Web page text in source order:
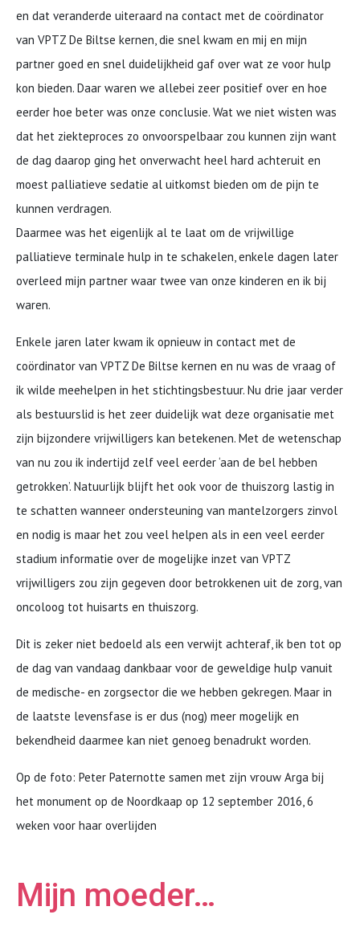
en dat veranderde uiteraard na contact met de coördinator
van VPTZ De Biltse kernen, die snel kwam en mij en mijn
partner goed en snel duidelijkheid gaf over wat ze voor hulp
kon bieden. Daar waren we allebei zeer positief over en hoe
eerder hoe beter was onze conclusie. Wat we niet wisten was
dat het ziekteproces zo onvoorspelbaar zou kunnen zijn want
de dag daarop ging het onverwacht heel hard achteruit en
moest palliatieve sedatie al uitkomst bieden om de pijn te
kunnen verdragen.
Daarmee was het eigenlijk al te laat om de vrijwillige
palliatieve terminale hulp in te schakelen, enkele dagen later
overleed mijn partner waar twee van onze kinderen en ik bij
waren.
Enkele jaren later kwam ik opnieuw in contact met de
coördinator van VPTZ De Biltse kernen en nu was de vraag of
ik wilde meehelpen in het stichtingsbestuur. Nu drie jaar verder
als bestuurslid is het zeer duidelijk wat deze organisatie met
zijn bijzondere vrijwilligers kan betekenen. Met de wetenschap
van nu zou ik indertijd zelf veel eerder ‘aan de bel hebben
getrokken’. Natuurlijk blijft het ook voor de thuiszorg lastig in
te schatten wanneer ondersteuning van mantelzorgers zinvol
en nodig is maar het zou veel helpen als in een veel eerder
stadium informatie over de mogelijke inzet van VPTZ
vrijwilligers zou zijn gegeven door betrokkenen uit de zorg, van
oncoloog tot huisarts en thuiszorg.
Dit is zeker niet bedoeld als een verwijt achteraf, ik ben tot op
de dag van vandaag dankbaar voor de geweldige hulp vanuit
de medische- en zorgsector die we hebben gekregen. Maar in
de laatste levensfase is er dus (nog) meer mogelijk en
bekendheid daarmee kan niet genoeg benadrukt worden.
Op de foto: Peter Paternotte samen met zijn vrouw Arga bij
het monument op de Noordkaap op 12 september 2016, 6
weken voor haar overlijden
Mijn moeder…